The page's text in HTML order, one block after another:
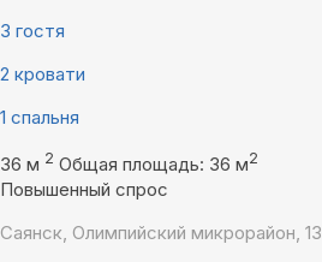
3 гостя
2 кровати
1 спальня
36 м 2 Общая площадь: 36 м2
Повышенный спрос
Саянск, Олимпийский микрорайон, 13